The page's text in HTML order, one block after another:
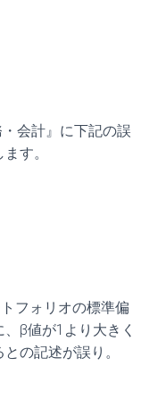
会計』に下記の誤
す。
フォリオの標準偏
β値が1より大きく
の記述が誤り。